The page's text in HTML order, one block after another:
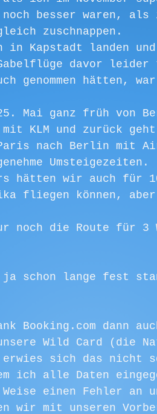
besser waren,
zuschnappen.
Kapstadt landen und
davor leider
genommen hätten,
Mai ganz früh von
KLM und zurück
Paris nach Berlin mit
Umsteigezeiten.
hätten wir auch für
fliegen können,
noch die Route für 3
ja schon lange fest
Booking.com dann
Wild Card (die
sich das nicht
ich alle Daten
einen Fehler an
wir mit unseren